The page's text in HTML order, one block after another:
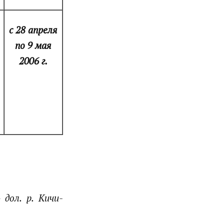
с 28 апреля
по 9 мая
2006 г.
р. Кичи-